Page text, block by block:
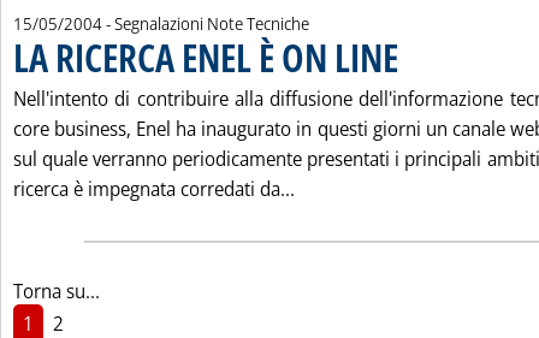
15/05/2004- Segnalazioni Note Tecniche
LA RICERCA ENEL È ON LINE
Nell'intento di contribuire alla diffusione dell'informazione
core business, Enel ha inaugurato in questi giorni un canale
sul quale verranno periodicamente presentati i principali
ricerca è impegnata corredati da...
Torna su...
1
2